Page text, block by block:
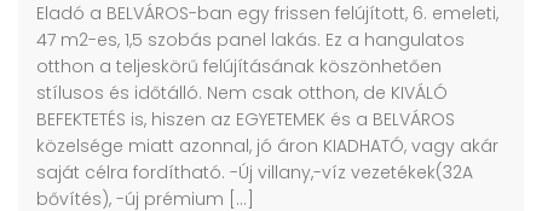
Eladó a BELVÁROS-ban egy frissen felújított, 6. emeleti,
47 m2-es, 1,5 szobás panel lakás. Ez a hangulatos
otthon a teljeskörű felújításának köszönhetően
stílusos és időtálló. Nem csak otthon, de KIVÁLÓ
BEFEKTETÉS is, hiszen az EGYETEMEK és a BELVÁROS
közelsége miatt azonnal, jó áron KIADHATÓ, vagy akár
saját célra fordítható. -Új villany,-víz vezetékek(32A
bővítés), -új prémium […]